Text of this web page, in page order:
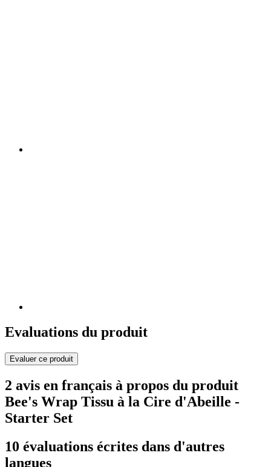
Evaluations du produit
Evaluer ce produit
2 avis en français à propos du produit
Bee's Wrap Tissu à la Cire d'Abeille -
Starter Set
10 évaluations écrites dans d'autres
langues